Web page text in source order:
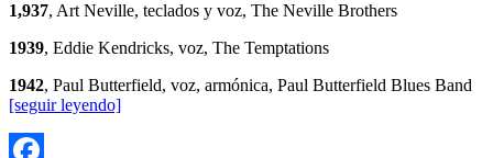
1,937, Art Neville, teclados y voz, The Neville Brothers
1939, Eddie Kendricks, voz, The Temptations
1942, Paul Butterfield, voz, armónica, Paul Butterfield Blues Band
[seguir leyendo]